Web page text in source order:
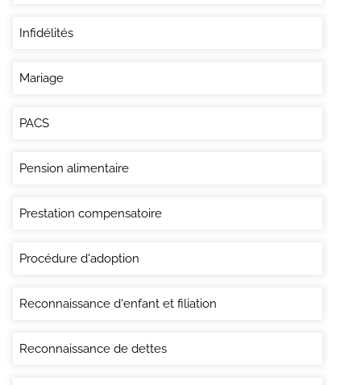
Infidélités
Mariage
PACS
Pension alimentaire
Prestation compensatoire
Procédure d'adoption
Reconnaissance d'enfant et filiation
Reconnaissance de dettes